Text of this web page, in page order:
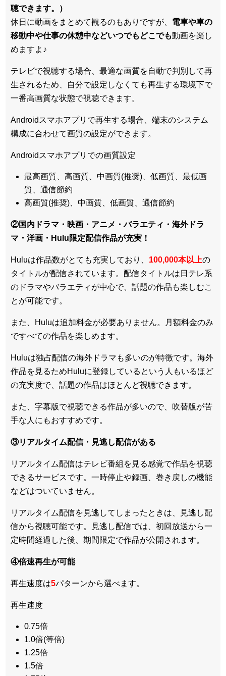
聴できます。）
休日に動画をまとめて観るのもありですが、 電車や車の
移動中や仕事の休憩中などいつでもどこでも動画を楽し
めますよ♪
テレビで視聴する場合、最適な画質を自動で判別して再
生されるため、
自分で設定しなくても再生する環境下で
一番高画質な状態で視聴できます。
Androidスマホアプリで再生する場合、端末のシステム
構成に合わせて画質の設定ができます。
Androidスマホアプリでの画質設定
最高画質、高画質、中画質(推奨)、低画質、最低画
質、通信節約
高画質(推奨)、中画質、低画質、通信節約
②国内ドラマ・映画・アニメ・バラエティ・ 海外ドラ
マ・洋画・Hulu限定配信作品が充実！
Huluは作品数がとても充実しており、 100,000本以上の
タイトルが配信されています。配信タイトルは 日テレ系
のドラマやバラエティが中心で、話題の作品も楽しむこ
とが可能です。
また、Huluは追加料金が必要ありません。
月額料金のみ
ですべての作品を楽しめます。
Huluは独占配信の海外ドラマも多いのが特徴です。海外
作品を見るためHuluに登録しているという人もいるほど
の充実度で、話題の作品はほとんど視聴できます。
また、 字幕版で視聴できる作品が多いので、吹替版が苦
手な人にもおすすめです。
③リアルタイム配信・見逃し配信がある
リアルタイム配信はテレビ番組を見る感覚で作品を視聴
できるサービスです。一時停止や録画、巻き戻しの機能
などはついていません。
リアルタイム配信を見逃してしまったときは、見逃し配
信から視聴可能です。見逃し配信では、初回放送から一
定時間経過した後、期間限定で作品が公開されます。
④倍速再生が可能
再生速度は5パターンから選べます。
再生速度
0.75倍
1.0倍(等倍)
1.25倍
1.5倍